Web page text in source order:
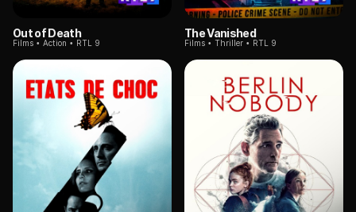
Out of Death
Films Action RTL 9
The Vanished
Films Thriller RTL 9